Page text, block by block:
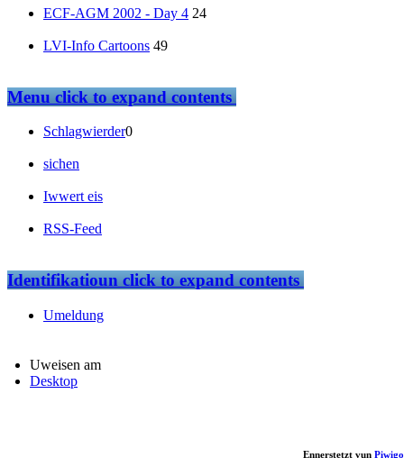
Ennerstetzt vun Piwigo
ECF-AGM 2002 - Day 4 24
LVI-Info Cartoons 49
Menuclick to expand contents
Schlagwierder0
sichen
Iwwert eis
RSS-Feed
Identifikatiounclick to expand contents
Umeldung
Uweisen am
Desktop